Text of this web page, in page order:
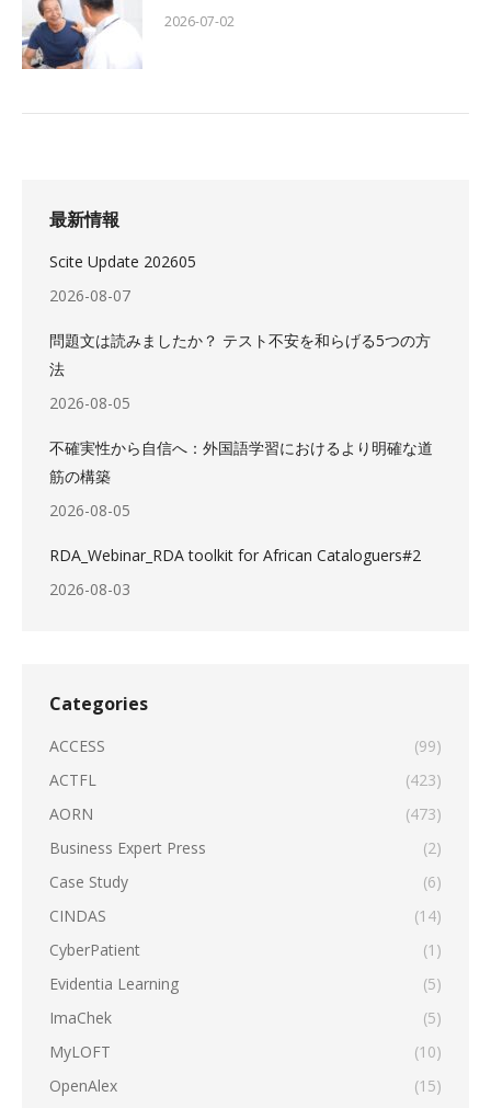
2026-07-02
最新情報
Scite Update 202605
2026-08-07
問題文は読みましたか？ テスト不安を和らげる5つの方
法
2026-08-05
不確実性から自信へ：外国語学習におけるより明確な道
筋の構築
2026-08-05
RDA_Webinar_RDA toolkit for African Cataloguers#2
2026-08-03
Categories
ACCESS
(99)
ACTFL
(423)
AORN
(473)
Business Expert Press
(2)
Case Study
(6)
CINDAS
(14)
CyberPatient
(1)
Evidentia Learning
(5)
ImaChek
(5)
MyLOFT
(10)
OpenAlex
(15)